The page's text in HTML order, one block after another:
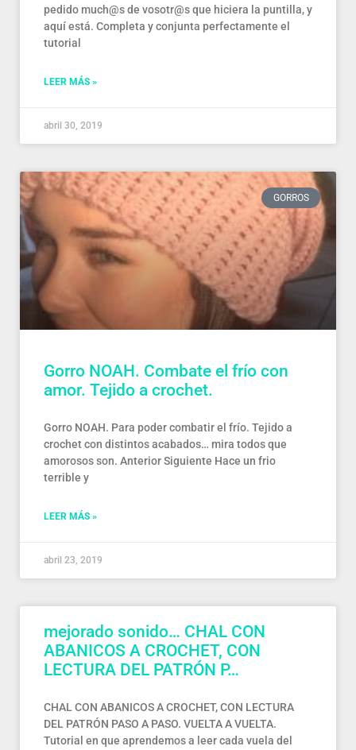
pedido much@s de vosotr@s que hiciera la puntilla, y
aquí está. Completa y conjunta perfectamente el
tutorial
LEER MÁS »
abril 30, 2019
GORROS
Gorro NOAH. Combate el frío con
amor. Tejido a crochet.
Gorro NOAH. Para poder combatir el frío. Tejido a
crochet con distintos acabados… mira todos que
amorosos son. Anterior Siguiente Hace un frio
terrible y
LEER MÁS »
abril 23, 2019
mejorado sonido… CHAL CON
ABANICOS A CROCHET, CON
LECTURA DEL PATRÓN P…
CHAL CON ABANICOS A CROCHET, CON LECTURA
DEL PATRÓN PASO A PASO. VUELTA A VUELTA.
Tutorial en que aprendemos a leer cada vuela del